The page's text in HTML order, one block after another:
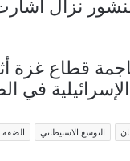
نزال
قطاع غزة
في
التوسع الاستيطاني الضفة